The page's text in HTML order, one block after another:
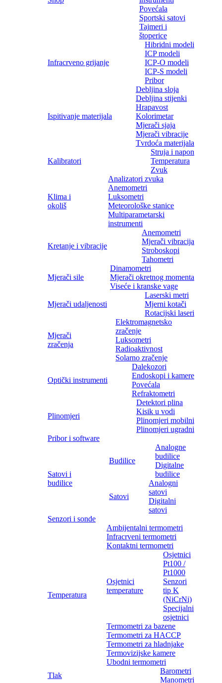
Povećala
Sportski satovi
Tajmeri i
štoperice
Infracrveno grijanje
Hibridni modeli
ICP modeli
ICP-O modeli
ICP-S modeli
Pribor
Ispitivanje materijala
Debljina sloja
Debljina stijenki
Hrapavost
Kolorimetar
Mjerači sjaja
Mjerači vibracije
Tvrdoća materijala
Kalibratori
Struja i napon
Temperatura
Zvuk
Klima i
okoliš
Analizatori zvuka
Anemometri
Luksometri
Meteorološke stanice
Multiparametarski
instrumenti
Kretanje i vibracije
Anemometri
Mjerači vibracija
Stroboskopi
Tahometri
Mjerači sile
Dinamometri
Mjerači okretnog momenta
Viseće i kranske vage
Mjerači udaljenosti
Laserski metri
Mjerni kotači
Rotacijski laseri
Mjerači
zračenja
Elektromagnetsko
zračenje
Luksometri
Radioaktivnost
Solarno zračenje
Optički instrumenti
Dalekozori
Endoskopi i kamere
Povećala
Refraktometri
Plinomjeri
Detektori plina
Kisik u vodi
Plinomjeri mobilni
Plinomjeri ugradni
Pribor i software
Satovi i
budilice
Budilice
Analogne
budilice
Digitalne
budilice
Satovi
Analogni
satovi
Digitalni
satovi
Senzori i sonde
Temperatura
Ambijentalni termometri
Infracrveni termometri
Kontaktni termometri
Osjetnici
temperature
Osjetnici
Pt100 /
Pt1000
Senzori
tip K
(NiCrNi)
Specijalni
osjetnici
Termometri za bazene
Termometri za HACCP
Termometri za hladnjake
Termovizijske kamere
Ubodni termometri
Tlak
Barometri
Manometri